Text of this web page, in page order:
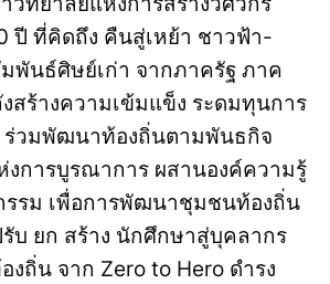
ปี ที่คิดถึง คืนสู่เหย้า ชาวฟ้า-
พันธ์ศิษย์เก่า จากภาครัฐ ภาค
สร้างความเข้มแข็ง ระดมทุนการ
ร่วมพัฒนาท้องถิ่นตามพันธกิจ
งการบูรณาการ ผสานองค์ความรู้
รรม เพื่อการพัฒนาชุมชนท้องถิ่น
รับ ยก สร้าง นักศึกษาสู่บุคลากร
ถิ่น จาก Zero to Hero ดำรง